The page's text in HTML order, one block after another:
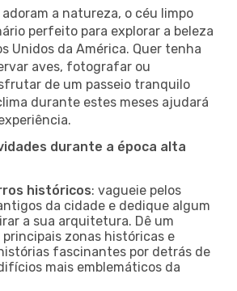
a natureza, o céu limpo
perfeito para explorar a beleza
Unidos da América. Quer tenha
aves, fotografar ou
de um passeio tranquilo
durante estes meses ajudará
durante a época alta
históricos: vagueie pelos
da cidade e dedique algum
a sua arquitetura. Dê um
principais zonas históricas e
fascinantes por detrás de
mais emblemáticos da